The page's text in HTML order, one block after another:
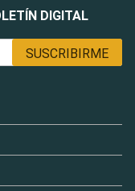
DIGITAL